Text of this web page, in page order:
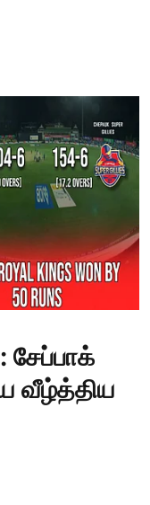
சேப்பாக்
வீழ்த்திய